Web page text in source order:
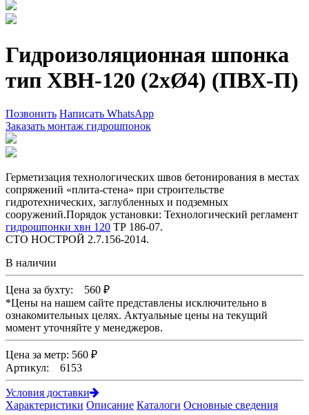
Гидроизоляционная шпонка
тип ХВН-120 (2хØ4) (ПВХ-П)
Позвонить Написать WhatsApp
Заказать монтаж гидрошпонок
Герметизация технологических швов бетонирования в местах
сопряжений «плита-стена» при строительстве
гидротехнических, заглубленных и подземных
сооружений.Порядок установки: Технологический регламент
гидрошпонки хвн 120 ТР 186-07.
СТО НОСТРОЙ 2.7.156-2014.
В наличии
Цена за бухту: 560 ₽
*Цены на нашем сайте представлены исключительно в
ознакомительных целях. Актуальные цены на текущий
момент уточняйте у менеджеров.
Цена за метр: 560 ₽
Артикул: 6153
Условия доставки
Характеристики Описание Каталоги Основные сведения